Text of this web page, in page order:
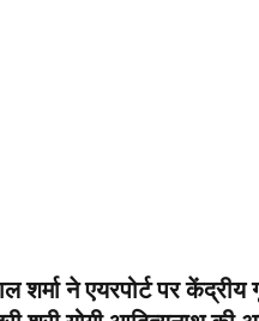
ने एयरपोर्ट पर केंद्रीय